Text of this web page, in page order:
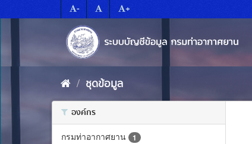
to
- +
ชุดข้อมูล
องค์กร
กรมท่าอากาศยาน 1